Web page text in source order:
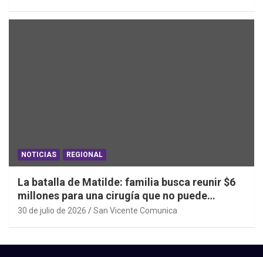
NOTICIAS REGIONAL
La batalla de Matilde: familia busca reunir $6
millones para una cirugía que no puede
esperar
30 de julio de 2026 San Vicente Comunica